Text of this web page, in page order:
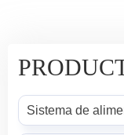
Sistema de